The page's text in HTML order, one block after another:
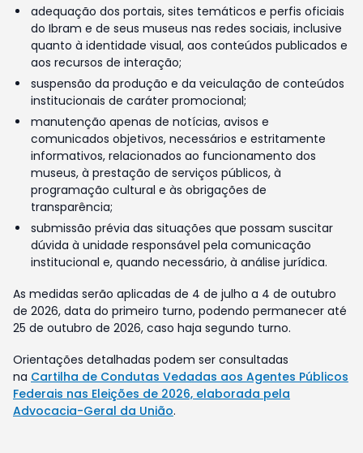
adequação dos portais, sites temáticos e perfis oficiais
do Ibram e de seus museus nas redes sociais, inclusive
quanto à identidade visual, aos conteúdos publicados e
aos recursos de interação;
suspensão da produção e da veiculação de conteúdos
institucionais de caráter promocional;
manutenção apenas de notícias, avisos e
comunicados objetivos, necessários e estritamente
informativos, relacionados ao funcionamento dos
museus, à prestação de serviços públicos, à
programação cultural e às obrigações de
transparência;
submissão prévia das situações que possam suscitar
dúvida à unidade responsável pela comunicação
institucional e, quando necessário, à análise jurídica.
As medidas serão aplicadas de 4 de julho a 4 de outubro
de 2026, data do primeiro turno, podendo permanecer até
25 de outubro de 2026, caso haja segundo turno.
Orientações detalhadas podem ser consultadas
na Cartilha de Condutas Vedadas aos Agentes Públicos
Federais nas Eleições de 2026, elaborada pela
Advocacia-Geral da União.